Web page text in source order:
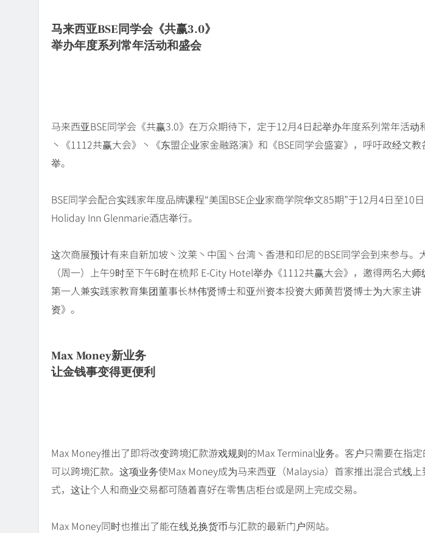
马来西亚BSE同学会《共赢3.0》
举办年度系列常年活动和盛会
马来西亚BSE同学会《共赢3.0》在万众期待下，定于12月4日起举办年度系列常年活动
丶《1112共赢大会》丶《东盟企业家金融路演》和《BSE同学会盛宴》，呼吁政经文
举。
BSE同学会配合实践家年度品牌课程“美国BSE企业家商学院华文85期”于12月4日至10
Holiday Inn Glenmarie酒店举行。
这次商展预计有来自新加坡丶汶莱丶中国丶台湾丶香港和印尼的BSE同学会到来参与。
（周一）上午9时至下午6时在梳邦 E-City Hotel举办《1112共赢大会》，邀得两名大
第一人兼实践家教育集团董事长林伟贤博士和亚州资本投资大师黄哲贤博士为大家主
资》。
Max Money新业务
让金钱事变得更便利
Max Money推出了即将改变跨境汇款游戏规则的Max Terminal业务。客户只需要在指
可以跨境汇款。这项业务使Max Money成为马来西亚（Malaysia）首家推出混合式线
式，这让个人和商业交易都可随着喜好在零售店柜台或是网上完成交易。
Max Money同时也推出了能在线兑换货币与汇款的最新门户网站。